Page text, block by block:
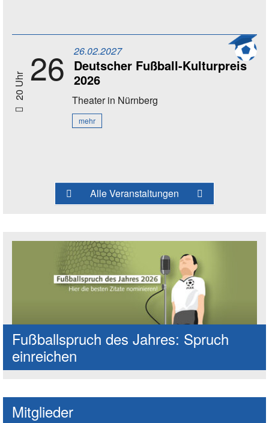
20 Uhr 26 26.02.2027
Deutscher Fußball-Kulturpreis
2026
Theaterin Nürnberg
mehr
Alle Veranstaltungen
Fußballspruch des Jahres: Spruch
einreichen
Mitglieder